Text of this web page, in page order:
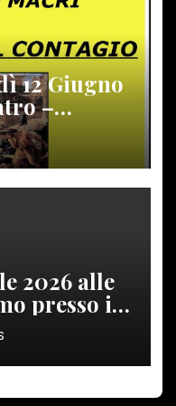
12 Giugno
–
2026 alle
presso i